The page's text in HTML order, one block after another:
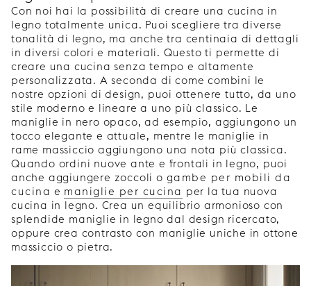
Con noi hai la possibilità di creare una cucina in
legno totalmente unica. Puoi scegliere tra diverse
tonalità di legno, ma anche tra centinaia di dettagli
in diversi colori e materiali. Questo ti permette di
creare una cucina senza tempo e altamente
personalizzata. A seconda di come combini le
nostre opzioni di design, puoi ottenere tutto, da uno
stile moderno e lineare a uno più classico. Le
maniglie in nero opaco, ad esempio, aggiungono un
tocco elegante e attuale, mentre le maniglie in
rame massiccio aggiungono una nota più classica.
Quando ordini nuove ante e frontali in legno, puoi
anche aggiungere zoccoli o gambe per mobili da
cucina e maniglie per cucina per la tua nuova
cucina in legno. Crea un equilibrio armonioso con
splendide maniglie in legno dal design ricercato,
oppure crea contrasto con maniglie uniche in ottone
massiccio o pietra.